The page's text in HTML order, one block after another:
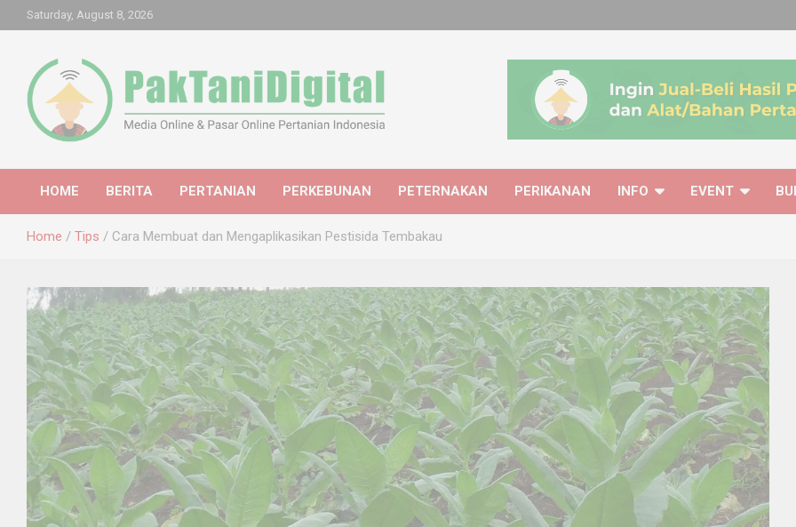
to
Saturday, August 8, 2026
Pak Tani Digital
HOME BERITA PERTANIAN PERKEBUNAN PETERNAKAN PERIKANAN INFO EVENT
Home Tips Cara Membuat dan Mengaplikasikan Pestisida Tembakau